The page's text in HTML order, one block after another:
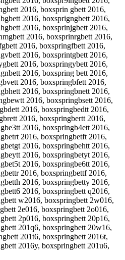
2016, boxsprin gbett 2016,
2016, boxsprigngbett 2016,
2016, boxsprinjgbett 2016,
2016, boxsprinrgbett 2016,
2016, boxspringfbett 2016,
2016, boxsprintgbett 2016,
2016, boxspringybett 2016,
2016, boxspring bett 2016,
2016, boxspringbfett 2016,
2016, boxspringbnett 2016,
2016, boxspringbsett 2016,
2016, boxspringbedtt 2016,
2016, boxspringbertt 2016,
2016, boxspringb4ett 2016,
2016, boxspringbetft 2016,
2016, boxspringbehtt 2016,
2016, boxspringbetyt 2016,
2016, boxspringbe6tt 2016,
2016, boxspringbettf 2016,
2016, boxspringbetty 2016,
2016, boxspringbett q2016,
w2016, boxspringbett 2w016,
2e016, boxspringbett 2o016,
2p016, boxspringbett 20p16,
201q6, boxspringbett 20w16,
201t6, boxspringbett 2016t,
2016y, boxspringbett 201u6,